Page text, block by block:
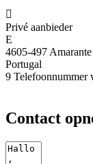

Privé aanbieder
E
4605-497 Amarante
Portugal
9 Telefoonnummer
Contact